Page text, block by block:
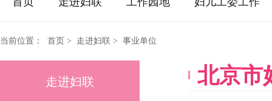
当前位置： 首页 > 走进妇联 > 事业单位
走进妇联 北京市